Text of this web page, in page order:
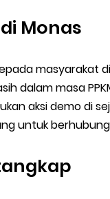
Monas
masyarakat
dalam masa
aksi demo di
untuk